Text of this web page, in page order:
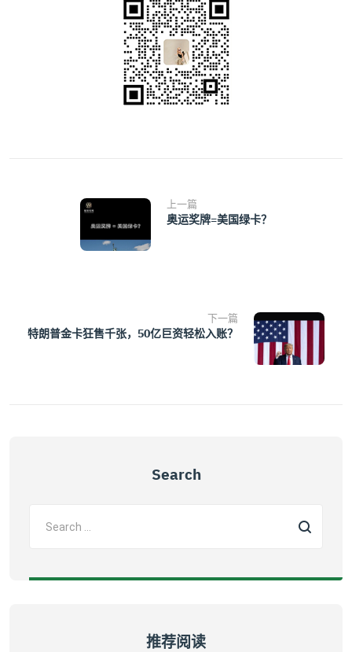
上一篇
奥运奖牌=美国绿卡？
下一篇
特朗普金卡狂售千张，50亿巨资轻松入账？
Search
推荐阅读